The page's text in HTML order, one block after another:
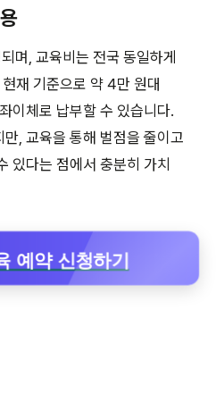
며, 교육비는 전국 동일하게
재 기준으로 약 4만 원대
이체로 납부할 수 있습니다.
, 교육을 통해 벌점을 줄이고
있다는 점에서 충분히 가치
예약 신청하기